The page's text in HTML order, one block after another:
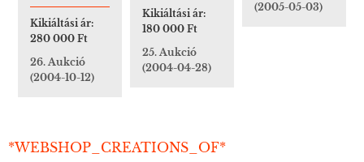
(2005-05-03)
Kikiáltási ár:
280 000 Ft
26. Aukció
(2004-10-12)
Kikiáltási ár:
180 000 Ft
25. Aukció
(2004-04-28)
*WEBSHOP_CREATIONS_OF*